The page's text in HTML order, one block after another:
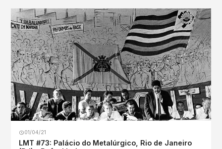
01/04/21
LMT #73: Palácio do Metalúrgico, Rio de Janeiro